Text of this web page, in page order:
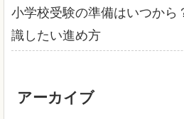
小学校受験の準備はいつから
識したい進め方
アーカイブ